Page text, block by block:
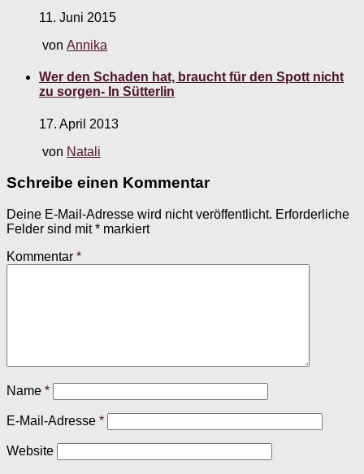
11. Juni 2015
von Annika
Wer den Schaden hat, braucht für den Spott nicht
zu sorgen- In Sütterlin
17. April 2013
von Natali
Schreibe einen Kommentar
Deine E-Mail-Adresse wird nicht veröffentlicht. Erforderliche
Felder sind mit* markiert
Kommentar *
Name *
E-Mail-Adresse *
Website